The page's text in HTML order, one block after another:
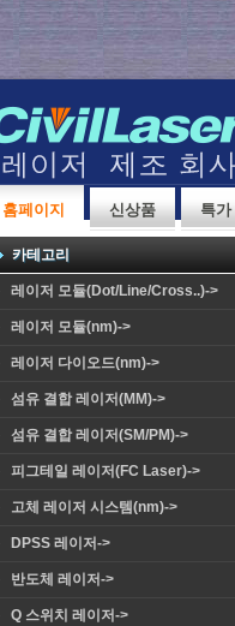
홈페이지 신상품 특가
카테고리
레이저 모듈(Dot/Line/Cross..)->
레이저 모듈(nm)->
레이저 다이오드(nm)->
섬유 결합 레이저(MM)->
섬유 결합 레이저(SM/PM)->
피그테일 레이저(FC Laser)->
고체 레이저 시스템(nm)->
DPSS 레이저->
반도체 레이저->
Q 스위치 레이저->